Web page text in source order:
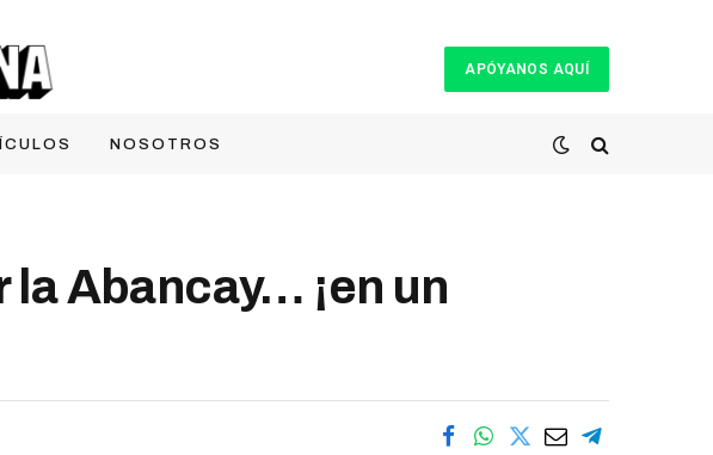
APÓYANOS AQUÍ
NOSOTROS
Abancay… ¡en un